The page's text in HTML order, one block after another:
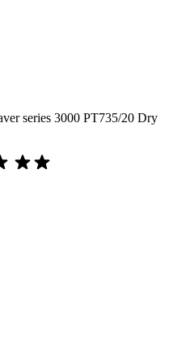
series 3000 PT735/20 Dry